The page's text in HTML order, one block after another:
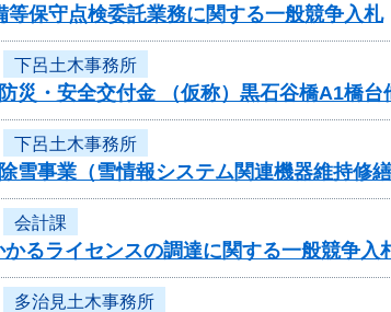
等保守点検委託業務に関する一般競争入札
下呂土木事務所
災・安全交付金 （仮称）黒石谷橋A1橋
下呂土木事務所
雪事業（雪情報システム関連機器維持
会計課
るライセンスの調達に関する一般競争入
多治見土木事務所